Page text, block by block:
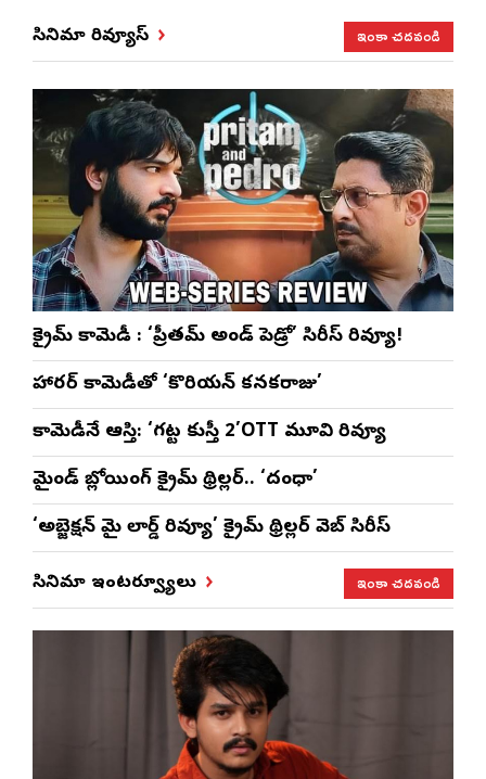
సినిమా రివ్యూస్
ఇంకా చదవండి
క్రైమ్ కామెడీ : ‘ప్రీతమ్ అండ్ పెడ్రో’ సిరీస్ రివ్యూ!
హారర్ కామెడీతో ‘కొరియన్ కనకరాజు’
కామెడీనే ఆస్తి: ‘గట్ట కుస్తీ 2’OTT మూవి రివ్యూ
మైండ్ బ్లోయింగ్ క్రైమ్ థ్రిల్లర్.. ‘దంధా’
‘అబ్జెక్ష‌న్ మై లార్డ్ రివ్యూ’ క్రైమ్ థ్రిల్ల‌ర్ వెబ్ సిరీస్
సినిమా ఇంటర్వ్యూలు ఇంకా చదవండి